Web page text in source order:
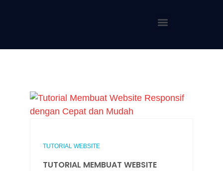
TUTORIAL WEBSITE
TUTORIAL MEMBUAT WEBSITE